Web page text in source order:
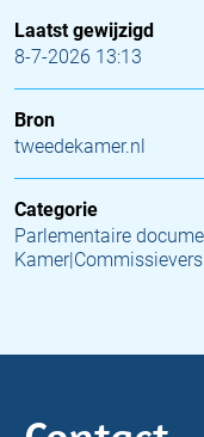
Laatst gewijzigd
8-7-2026 13:13
Bron
tweedekamer.nl
Categorie
Parlementaire